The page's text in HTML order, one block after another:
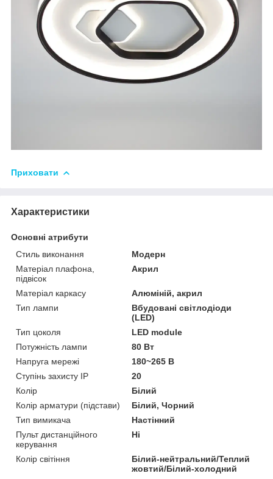
Приховати
Характеристики
Основні атрибути
Стиль виконання
Модерн
Матеріал плафона,
підвісок
Акрил
Матеріал каркасу
Алюміній, акрил
Тип лампи
Вбудовані світлодіоди
(LED)
Тип цоколя
LED module
Потужність лампи
80 Вт
Напруга мережі
180~265 В
Ступінь захисту IP
20
Колір
Білий
Колір арматури (підстави)
Білий, Чорний
Тип вимикача
Настінний
Пульт дистанційного
керування
Ні
Колір світіння
Білий-нейтральний/Теплий
жовтий/Білий-холодний